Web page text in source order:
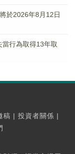
於2026年8月12日
行為取得13年取
稿 | 投資者關係 |